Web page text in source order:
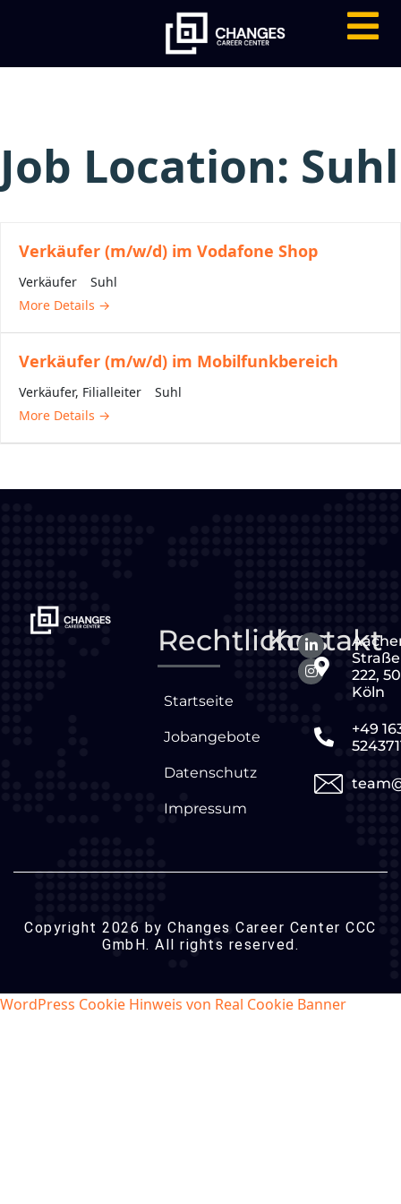
Job Location: Suhl
Verkäufer (m/w/d) im Vodafone Shop
Verkäufer
Suhl
More Details
Verkäufer (m/w/d) im Mobilfunkbereich
Verkäufer Filialleiter
Suhl
More Details
Rechtliches
Startseite
Jobangebote
Datenschutz
Impressum
Kontakt
Straße
222,
Köln
+49
Copyright 2026 by Changes Career Center CCC
GmbH. All rights reserved.
WordPress Cookie Hinweis von Real Cookie Banner